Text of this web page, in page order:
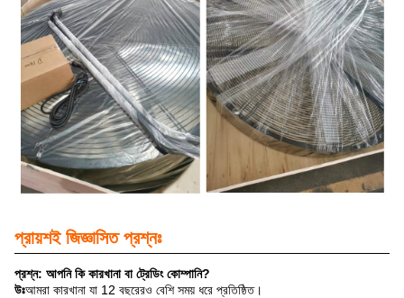
প্রায়শই জিজ্ঞাসিত প্রশ্নঃ
প্রশ্ন: আপনি কি কারখানা বা ট্রেডিং কোম্পানি?
উঃআমরা কারখানা যা 12 বছরেরও বেশি সময় ধরে প্রতিষ্ঠিত।